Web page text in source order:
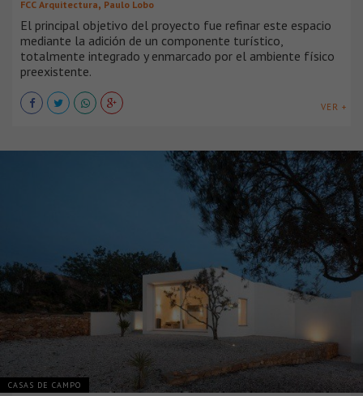
FCC Arquitectura Paulo Lobo
El principal objetivo del proyecto fue refinar este espacio
mediante la adición de un componente turístico,
totalmente integrado y enmarcado por el ambiente físico
preexistente.
VER +
CASAS DE CAMPO